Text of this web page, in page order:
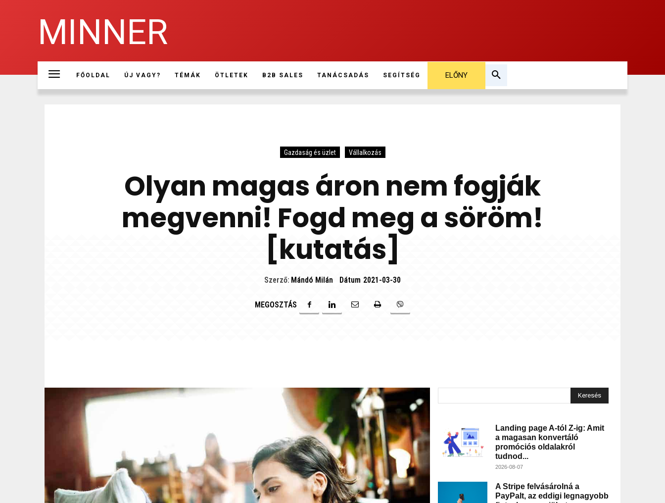
MINNER
FŐOLDAL ÚJ VAGY? TÉMÁK ÖTLETEK B2B SALES TANÁCSADÁS SEGÍTSÉG ELŐNY
Gazdaság és üzlet Vállalkozás
Olyan magas áron nem fogják
megvenni! Fogd meg a söröm!
[kutatás]
Szerző: Mándó Milán Dátum 2021-03-30
MEGOSZTÁS
Keresés
Landing page A-tól Z-ig: Amit
a magasan konvertáló
promóciós oldalakról
tudnod...
2026-08-07
A Stripe felvásárolná a
PayPalt, az eddigi legnagyobb